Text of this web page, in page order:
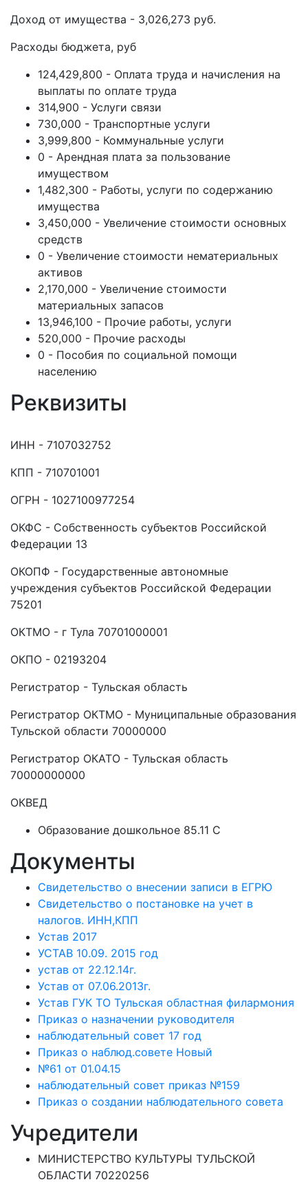
Доход от имущества - 3,026,273 руб.
Расходы бюджета, руб
124,429,800 - Оплата труда и начисления на
выплаты по оплате труда
314,900 - Услуги связи
730,000 - Транспортные услуги
3,999,800 - Коммунальные услуги
0 - Арендная плата за пользование
имуществом
1,482,300 - Работы, услуги по содержанию
имущества
3,450,000 - Увеличение стоимости основных
средств
0 - Увеличение стоимости нематериальных
активов
2,170,000 - Увеличение стоимости
материальных запасов
13,946,100 - Прочие работы, услуги
520,000 - Прочие расходы
0 - Пособия по социальной помощи
населению
Реквизиты
ИНН - 7107032752
КПП - 710701001
ОГРН - 1027100977254
ОКФС - Собственность субъектов Российской
Федерации 13
ОКОПФ - Государственные автономные
учреждения субъектов Российской Федерации
75201
ОКТМО - г Тула 70701000001
ОКПО - 02193204
Регистратор - Тульская область
Регистратор ОКТМО - Муниципальные образования
Тульской области 70000000
Регистратор ОКАТО - Тульская область
70000000000
ОКВЕД
Образование дошкольное 85.11 C
Документы
Свидетельство о внесении записи в ЕГРЮ
Свидетельство о постановке на учет в
налогов. ИНН,КПП
Устав 2017
УСТАВ 10.09. 2015 год
устав от 22.12.14г.
Устав от 07.06.2013г.
Устав ГУК ТО Тульская областная филармония
Приказ о назначении руководителя
наблюдательный совет 17 год
Приказ о наблюд.совете Новый
№61 от 01.04.15
наблюдательный совет приказ №159
Приказ о создании наблюдательного совета
Учредители
МИНИСТЕРСТВО КУЛЬТУРЫ ТУЛЬСКОЙ
ОБЛАСТИ 70220256